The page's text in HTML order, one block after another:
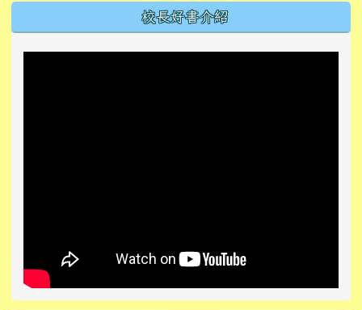
校長好書介紹